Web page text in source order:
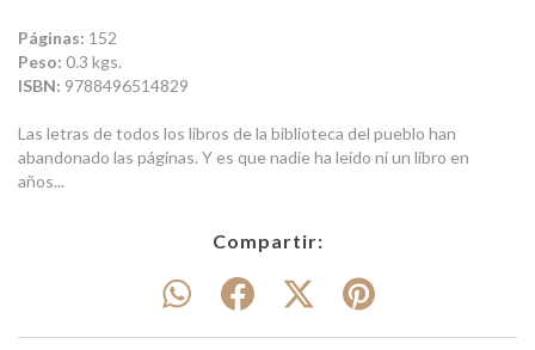
Páginas: 152
Peso: 0.3 kgs.
ISBN: 9788496514829
Las letras de todos los libros de la biblioteca del pueblo han
abandonado las páginas. Y es que nadie ha leído ni un libro en
años...
Compartir: